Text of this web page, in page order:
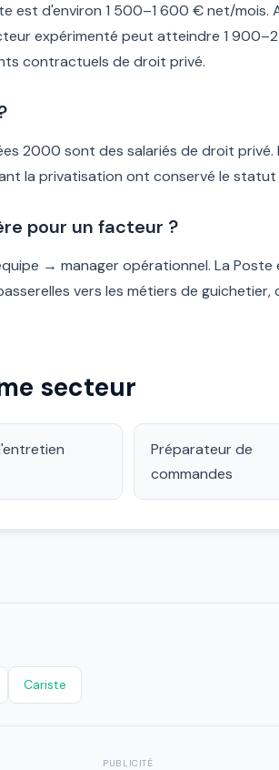
est d'environ 1 500–1 600 € net/mois.
expérimenté peut atteindre 1
contractuels de droit privé.
2000 sont des salariés de droit
la privatisation ont conservé le
pour un facteur ?
→ manager opérationnel. La Poste
vers les métiers de
secteur
Préparateur de
commandes
Cariste
PUBLICITÉ